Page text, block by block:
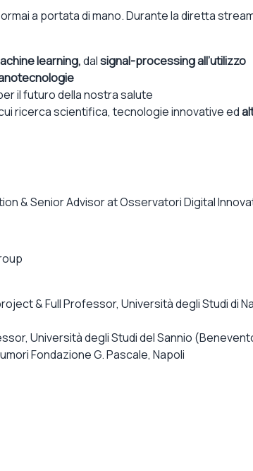
a portata di mano. Durante la diretta
learning,dalsignal-processing all’utilizzo
il futuro della nostra salute
ricerca scientifica, tecnologie innovative ed
& Senior Advisor at Osservatori Digital
& Full Professor, Università degli Studi di
Università degli Studi del Sannio
Fondazione G. Pascale, Napoli